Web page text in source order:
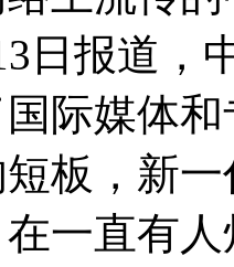
日报道，
际媒体
板，新
一直有